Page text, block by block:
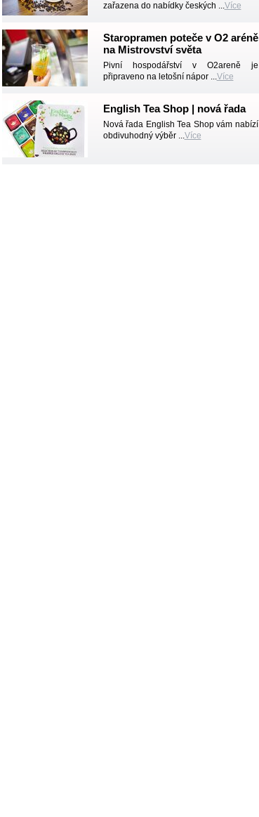
zařazena do nabídky českých ...Více
Staropramen poteče v O2 aréně
na Mistrovství světa
Pivní hospodářství v O2areně je
připraveno na letošní nápor ...Více
English Tea Shop | nová řada
Nová řada English Tea Shop vám nabízí
obdivuhodný výběr ...Více